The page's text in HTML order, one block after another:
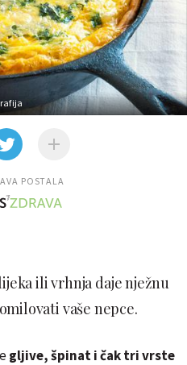
POSTALA
ili vrhnja daje nježnu
vaše nepce.
gljive, špinat i čak tri vrste